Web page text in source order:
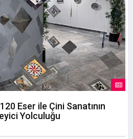
Eser ile Çini Sanatının
Yolculuğu